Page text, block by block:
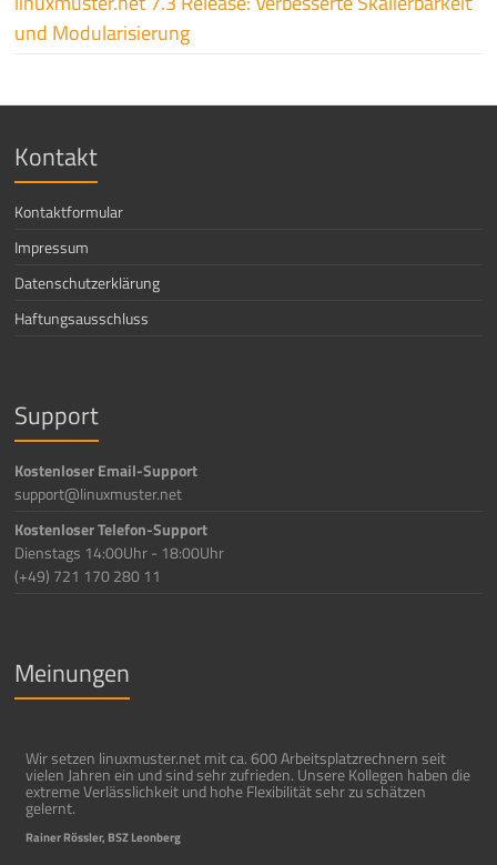
und Modularisierung
Kontakt
Kontaktformular
Impressum
Datenschutzerklärung
Haftungsausschluss
Support
Kostenloser Email-Support
support@linuxmuster.net
Kostenloser Telefon-Support
Dienstags 14:00Uhr - 18:00Uhr
(+49) 721 170 280 11
Meinungen
Wir setzen linuxmuster.net mit ca. 600 Arbeitsplatzrechnern seit
vielen Jahren ein und sind sehr zufrieden. Unsere Kollegen haben die
extreme Verlässlichkeit und hohe Flexibilität sehr zu schätzen
gelernt.
Rainer Rössler, BSZ Leonberg